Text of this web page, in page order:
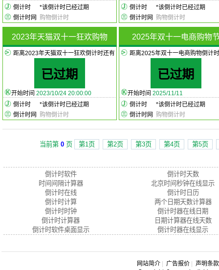
倒计时
*该倒计时已经过期
倒计时网
购物倒计时
倒计时
*该倒计时已经过期
倒计时网
购物倒计时
2023年天猫双十一狂欢购物
距离2023年天猫双十一狂欢倒计时还有
已过期
开始时间 2023/10/24 20:00:00
倒计时
*该倒计时已经过期
倒计时网
购物倒计时
2025年双十一电商购物
距离2025年双十一电商购物倒计
已过期
开始时间 2025/11/11
倒计时
*该倒计时已经过期
倒计时网
购物倒计时
当前第 0 页 第1页 第2页 第3页 第4页 第5页
倒计时软件
时间间隔计算器
倒计时在线
倒计时计算
倒计时时钟
倒计时计算器
倒计时软件桌面显示
倒计时天数
北京时间秒钟在线显示
倒计时日历
两个日期天数计算器
倒计时器在线日期
日期计算器在线天数
倒计时器在线显示
网站简介 广告报价
声明条款